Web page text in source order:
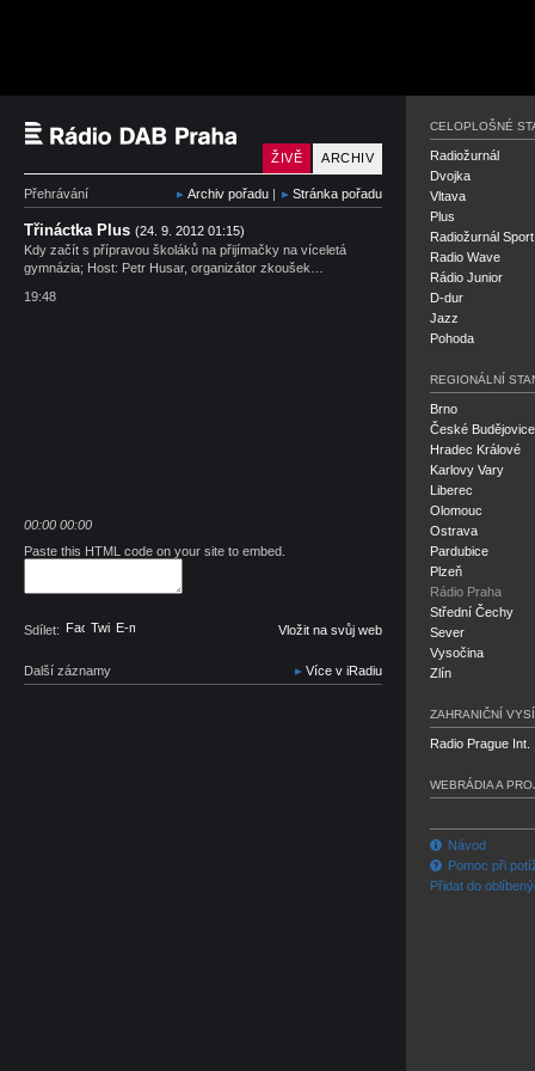
Český rozhlas Rádio
ARCHIV
ŽIVĚ
Přehrávání Archiv pořadu | Stránka pořadu
Třináctka Plus (24. 9. 2012 01:15)
Kdy začít s přípravou školáků na přijímačky na víceletá
gymnázia; Host: Petr Husar, organizátor zkoušek…
19:48
00:00 00:00
Paste this HTML code on your site to embed.
Sdílet: Facebook
TwitterE-mail Vložit na svůj web
Další záznamy Více v iRadiu
CELOPLOŠNÉ
Radiožurnál
Dvojka
Vltava
Plus
Radiožurnál Sport
Radio Wave
Rádio Junior
D-dur
Jazz
Pohoda
REGIONÁLNÍ
Brno
České Budějovice
Hradec Králové
Karlovy Vary
Liberec
Olomouc
Ostrava
Pardubice
Plzeň
Rádio Praha
Střední Čechy
Sever
Vysočina
Zlín
ZAHRANIČNÍ
Radio Prague Int.
WEBRÁDIA A
Návod
Pomoc při
Přidat do